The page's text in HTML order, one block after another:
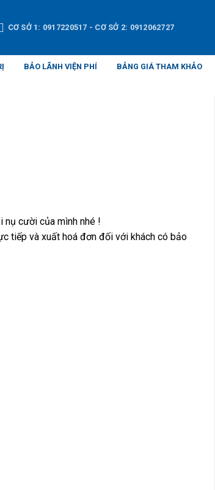
CƠ SỞ 1: 0917220517 - CƠ SỞ 2: 0912062727
BẢO LÃNH VIỆN PHÍ BẢNG GIÁ THAM KHẢO
nụ cười của mình nhé !
tiếp và xuất hoá đơn đối với khách có bảo